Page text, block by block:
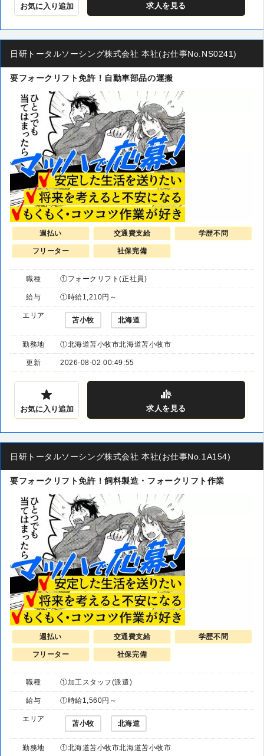
お気に入り追加 求人 を見る
日研トータルソーシング株式会社 本社(お仕事No.NS0241)
要フォークリフト免許！自動車部品の運搬
週払い 交通費支給 学歴不問
フリーター 社保完備
職種 ①フォークリフト(正社員)
給与 ①時給1,210円～
エリア
苫小牧 北海道
勤務地 ①北海道苫小牧市北海道苫小牧市
更新 2026-08-02 00:49:55
お気に入り追加 求人を見る
日研トータルソーシング株式会社 本社(お仕事No.1A154)
要フォークリフト免許！飼料製造・フォークリフト作業
週払い 交通費支給 学歴不問
フリーター 社保完備
職種 ①加工スタッフ(派遣)
給与 ①時給1,560円～
エリア
苫小牧 北海道
勤務地 ①北海道苫小牧市北海道苫小牧市